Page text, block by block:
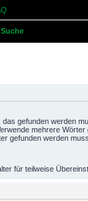
Suche
das gefunden werden
mehrere Wörter
gefunden werden
für teilweise